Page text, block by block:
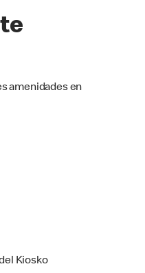
amenidades en
Kiosko